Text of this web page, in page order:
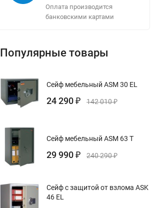
Оплата производится
банковскими картами
Популярные товары
Сейф мебельный ASM 30 EL
24 290 ₽ 142 010₽
Сейф мебельный ASM 63 T
29 990 ₽ 240 290₽
Сейф с защитой от взлома ASK
46 EL